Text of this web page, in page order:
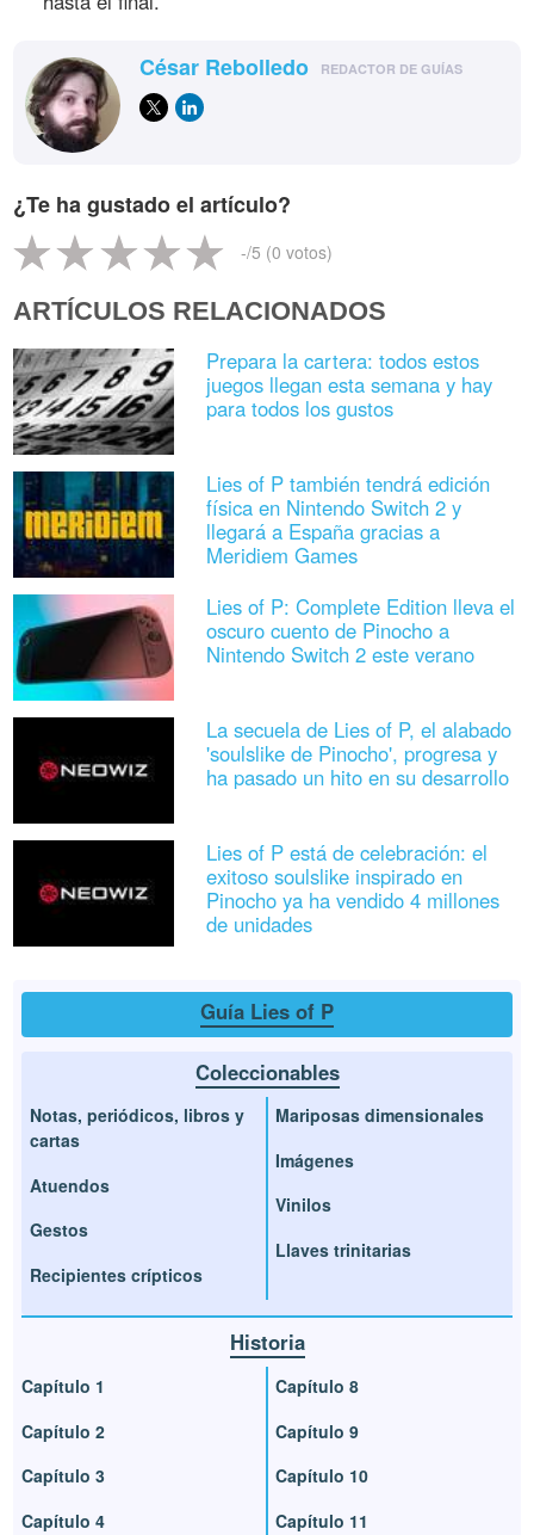
César Rebolledo REDACTOR DE GUÍAS
¿Te ha gustado el artículo?
-/5 (0 votos)
ARTÍCULOS RELACIONADOS
Prepara la cartera: todos estos
juegos llegan esta semana y hay
para todos los gustos
Lies of P también tendrá edición
física en Nintendo Switch 2 y
llegará a España gracias a
Meridiem Games
Lies of P: Complete Edition lleva el
oscuro cuento de Pinocho a
Nintendo Switch 2 este verano
La secuela de Lies of P, el alabado
'soulslike de Pinocho', progresa y
ha pasado un hito en su desarrollo
Lies of P está de celebración: el
exitoso soulslike inspirado en
Pinocho ya ha vendido 4 millones
de unidades
Guía Lies of P
Coleccionables
Notas, periódicos, libros y
cartas
Atuendos
Gestos
Recipientes crípticos
Mariposas dimensionales
Imágenes
Vinilos
Llaves trinitarias
Historia
Capítulo 1
Capítulo 2
Capítulo 3
Capítulo 4
Capítulo 8
Capítulo 9
Capítulo 10
Capítulo 11